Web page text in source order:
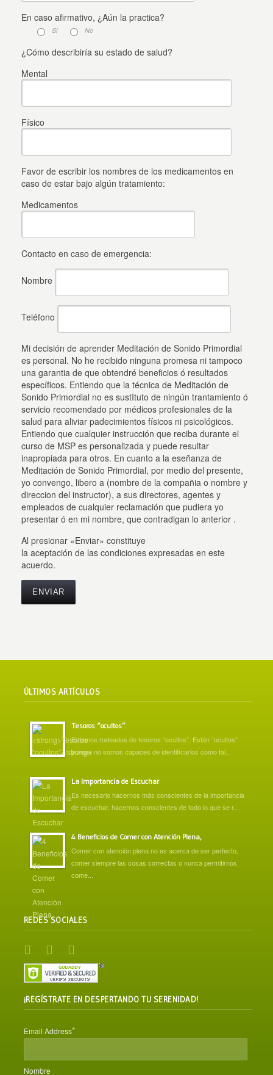
En caso afirmativo, ¿Aún la practica?
Si No
¿Cómo describiría su estado de salud?
Mental
Físico
Favor de escribir los nombres de los medicamentos en
caso de estar bajo algún tratamiento:
Medicamentos
Contacto en caso de emergencia:
Nombre
Teléfono
Mi decisión de aprender Meditación de Sonido Primordial
es personal. No he recibido ninguna promesa ni tampoco
una garantia de que obtendré beneficios ó resultados
específicos. Entiendo que la técnica de Meditación de
Sonido Primordial no es sustItuto de ningún trantamiento ó
servicio recomendado por médicos profesionales de la
salud para aliviar padecimientos físicos ni psicológicos.
Entiendo que cualquier instrucción que reciba durante el
curso de MSP es personalizada y puede resultar
inapropiada para otros. En cuanto a la eseñanza de
Meditación de Sonido Primordial, por medio del presente,
yo convengo, libero a (nombre de la compañia o nombre y
direccion del instructor), a sus directores, agentes y
empleados de cualquier reclamación que pudiera yo
presentar ó en mi nombre, que contradigan lo anterior .
Al presionar «Enviar» constituye
la aceptación de las condiciones expresadas en este
acuerdo.
ÚLTIMOS ARTÍCULOS
Tesoros “ocultos”
Estamos rodeados de tesoros “ocultos”. Están “ocultos”
porque no somos capaces de identificarlos como tal...
La Importancia de Escuchar
Es necesario hacernos más conscientes de la importancia
de escuchar, hacernos conscientes de todo lo que se r...
4 Beneficios de Comer con Atención Plena,
Comer con atención plena no es acerca de ser perfecto,
comer siempre las cosas correctas o nunca permitirnos
come...
REDES SOCIALES
¡REGÍSTRATE EN DESPERTANDO TU SERENIDAD!
Email Address*
Nombre